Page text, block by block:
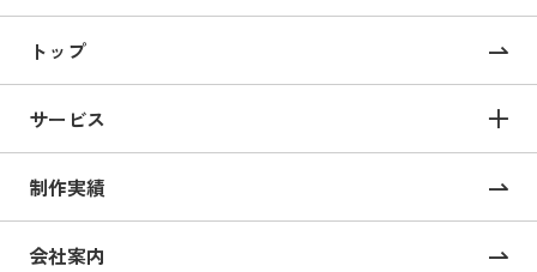
トップ
サービス
サービス TOP
サイト構築
コーポレートサイト制作
制作実績
会社案内